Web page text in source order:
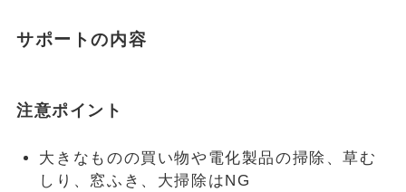
サポートの内容
注意ポイント
大きなものの買い物や電化製品の掃除、草む
しり、窓ふき、大掃除はNG